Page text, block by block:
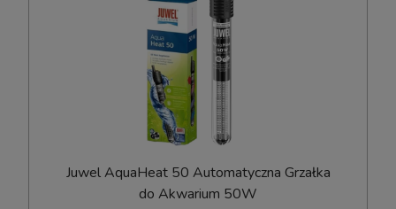
Juwel AquaHeat 50 Automatyczna Grzałka
do Akwarium 50W